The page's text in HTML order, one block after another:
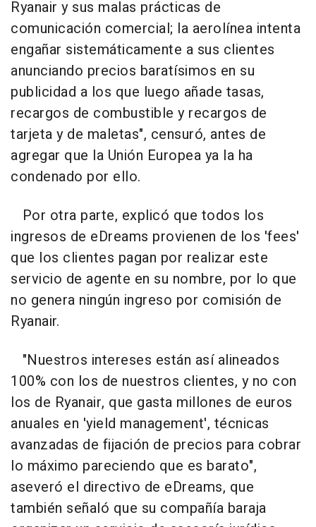
Ryanair y sus malas prácticas de
comunicación comercial; la aerolínea intenta
engañar sistemáticamente a sus clientes
anunciando precios baratísimos en su
publicidad a los que luego añade tasas,
recargos de combustible y recargos de
tarjeta y de maletas", censuró, antes de
agregar que la Unión Europea ya la ha
condenado por ello.
Por otra parte, explicó que todos los
ingresos de eDreams provienen de los 'fees'
que los clientes pagan por realizar este
servicio de agente en su nombre, por lo que
no genera ningún ingreso por comisión de
Ryanair.
"Nuestros intereses están así alineados
100% con los de nuestros clientes, y no con
los de Ryanair, que gasta millones de euros
anuales en 'yield management', técnicas
avanzadas de fijación de precios para cobrar
lo máximo pareciendo que es barato",
aseveró el directivo de eDreams, que
también señaló que su compañía baraja